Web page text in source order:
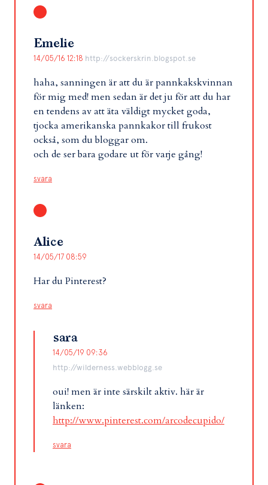
Emelie
14/05/16 12:18 http://sockerskrin.blogspot.se
haha, sanningen är att du är pannkakskvinnan
för mig med! men sedan är det ju för att du har
en tendens av att äta väldigt mycket goda,
tjocka amerikanska pannkakor till frukost
också, som du bloggar om.
och de ser bara godare ut för varje gång!
svara
Alice
14/05/17 08:59
Har du Pinterest?
svara
sara
14/05/19 09:36
http://wilderness.webblogg.se
oui! men är inte särskilt aktiv. här är
länken:
http://www.pinterest.com/arcodecupido/
svara